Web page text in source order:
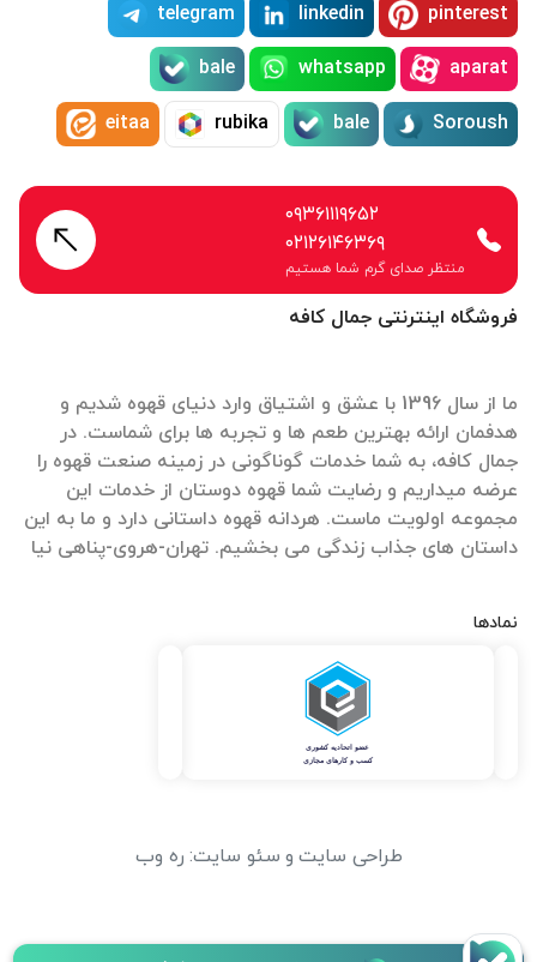
فروشگاه اینترنتی جمال کافه
ما از سال 1396 با عشق و اشتیاق وارد دنیای قهوه شدیم و
هدفمان ارائه بهترین طعم ها و تجربه ها برای شماست. در
جمال کافه، به شما خدمات گوناگونی در زمینه صنعت قهوه را
عرضه میداریم و رضایت شما قهوه دوستان از خدمات این
مجموعه اولویت ماست. هردانه قهوه داستانی دارد و ما به این
داستان های جذاب زندگی می بخشیم. تهران-هروی-پناهی نیا
نمادها
pinterest
linkedin
telegram
aparat
whatsapp
bale
Soroush
bale
rubika
eitaa
۰۹۳۶۱۱۱۹۶۵۲
۰۲۱۲۶۱۴۶۳۶۹
منتظر صدای گرم شما هستیم
طراحی سایت و سئو سایت: ره وب